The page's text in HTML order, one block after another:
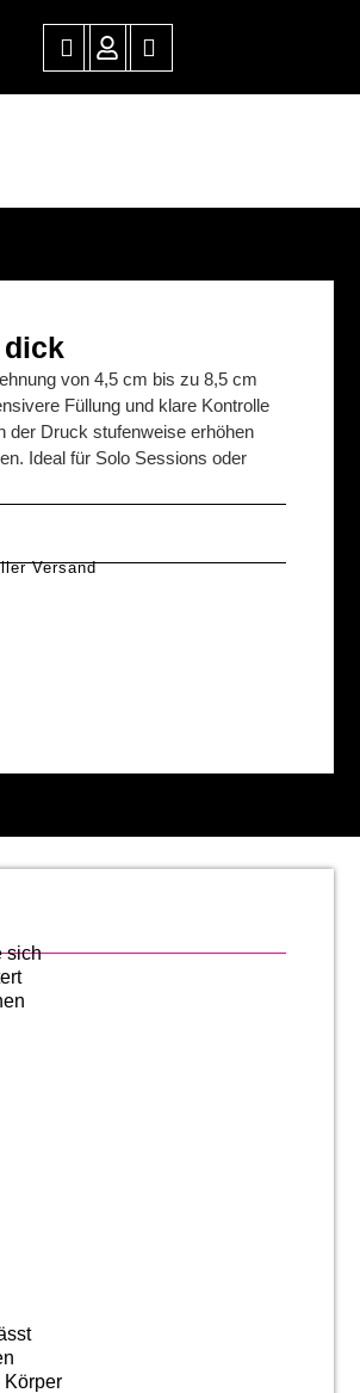
von 4,5 cm bis zu 8,5 cm
Füllung und klare Kontrolle
der Druck stufenweise erhöhen
Ideal für Solo Sessions oder
Versand
sich
Körper